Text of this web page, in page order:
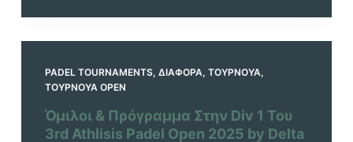
PADEL TOURNAMENTS, ΔΙΆΦΟΡΑ, ΤΟΥΡΝΟΥΆ,
ΤΟΥΡΝΟΥΆ OPEN
Όμιλοι & Πρόγραμμα Στην Div 1 Του
3rd Athlisis Padel Open 2025 by Delta